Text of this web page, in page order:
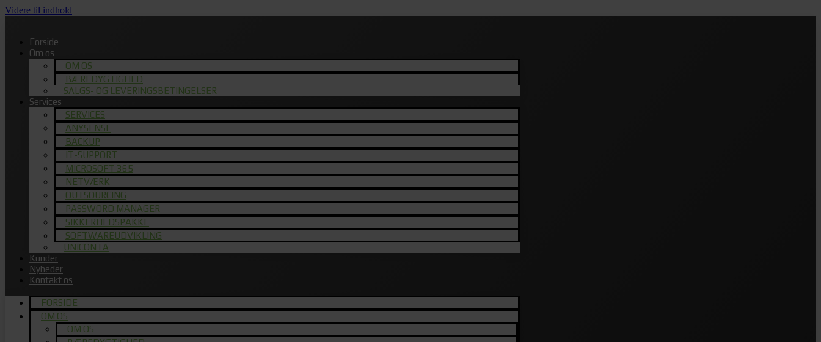
Videre til indhold
Forside
Om os
OM OS
BÆREDYGTIGHED
SALGS- OG LEVERINGSBETINGELSER
Services
SERVICES
ANYSENSE
BACKUP
IT-SUPPORT
MICROSOFT 365
NETVÆRK
OUTSOURCING
PASSWORD MANAGER
SIKKERHEDSPAKKE
SOFTWAREUDVIKLING
UNICONTA
Kunder
Nyheder
Kontakt os
FORSIDE
OM OS
OM OS